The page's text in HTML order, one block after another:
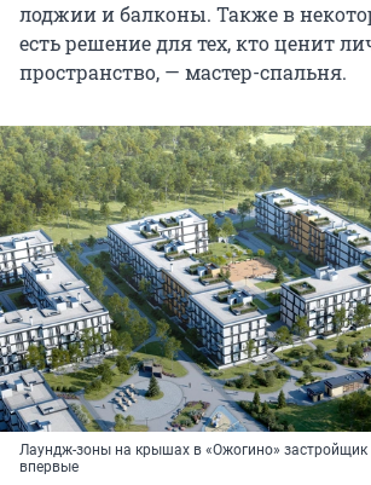
лоджии и балконы. Также в
есть решение для тех, кто ценит
пространство, — мастер-спальня.
Лаундж-зоны на крышах в «Ожогино» застройщик
впервые